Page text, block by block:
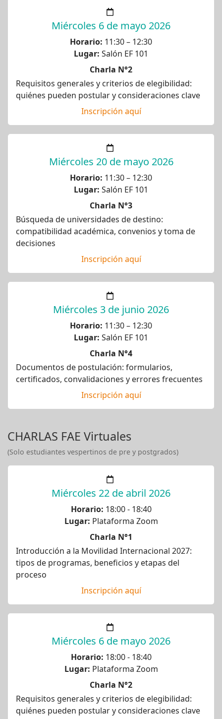
Miércoles 6 de mayo 2026
Horario: 11:30 – 12:30
Lugar: Salón EF 101
Charla N°2
Requisitos generales y criterios de elegibilidad:
quiénes pueden postular y consideraciones clave
Inscripción aquí
Miércoles 20 de mayo 2026
Horario: 11:30 – 12:30
Lugar: Salón EF 101
Charla N°3
Búsqueda de universidades de destino:
compatibilidad académica, convenios y toma de
decisiones
Inscripción aquí
Miércoles 3 de junio 2026
Horario: 11:30 – 12:30
Lugar: Salón EF 101
Charla N°4
Documentos de postulación: formularios,
certificados, convalidaciones y errores frecuentes
Inscripción aquí
CHARLAS FAE Virtuales
(Solo estudiantes vespertinos de pre y postgrados)
Miércoles 22 de abril 2026
Horario: 18:00 - 18:40
Lugar: Plataforma Zoom
Charla N°1
Introducción a la Movilidad Internacional 2027:
tipos de programas, beneficios y etapas del
proceso
Inscripción aquí
Miércoles 6 de mayo 2026
Horario: 18:00 - 18:40
Lugar: Plataforma Zoom
Charla N°2
Requisitos generales y criterios de elegibilidad:
quiénes pueden postular y consideraciones clave